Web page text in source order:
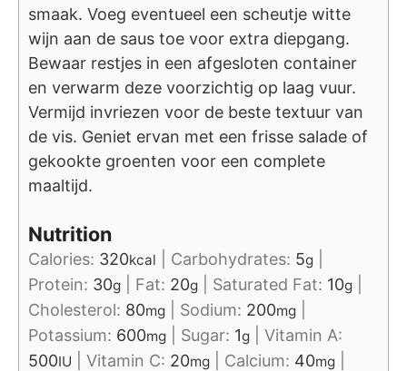
smaak. Voeg eventueel een scheutje witte
wijn aan de saus toe voor extra diepgang.
Bewaar restjes in een afgesloten container
en verwarm deze voorzichtig op laag vuur.
Vermijd invriezen voor de beste textuur van
de vis. Geniet ervan met een frisse salade of
gekookte groenten voor een complete
maaltijd.
Nutrition
Calories: 320kcal Carbohydrates: 5g
Protein: 30g Fat: 20g Saturated Fat: 10g
Cholesterol: 80mg Sodium: 200mg
Potassium: 600mg Sugar: 1g
Vitamin A:
500IU Vitamin C: 20mg Calcium: 40mg